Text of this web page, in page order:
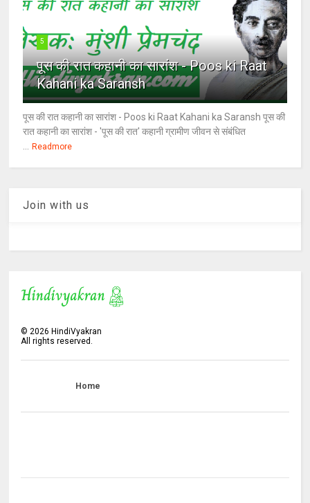
5
पूस की रात कहानी का सारांश - Poos ki Raat
Kahani ka Saransh
पूस की रात कहानी का सारांश - Poos ki Raat Kahani ka Saransh पूस की
रात कहानी का सारांश - 'पूस की रात' कहानी ग्रामीण जीवन से संबंधित
... Readmore
Join with us
©2026 HindiVyakran
All rights reserved.
Home